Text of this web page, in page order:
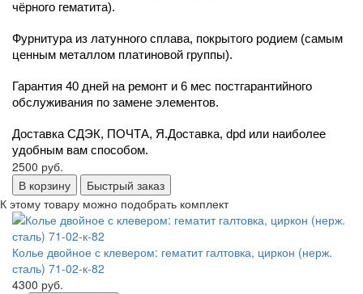
чёрного гематита).
Фурнитура из латунного сплава, покрытого родием (самым
ценным металлом платиновой группы).
Гарантия 40 дней на ремонт и 6 мес постгарантийного
обслуживания по замене элементов.
Доставка СДЭК, ПОЧТА, Я.Доставка, dpd или наиболее
удобным вам способом.
2500 руб.
В корзину
Быстрый заказ
К этому товару можно подобрать комплект
Колье двойное с клевером: гематит галтовка, циркон (нерж.
сталь) 71-02-к-82
4300 руб.